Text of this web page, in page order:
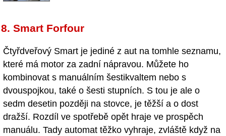
8. Smart Forfour
Čtyřdveřový Smart je jediné z aut na tomhle seznamu,
které má motor za zadní nápravou. Můžete ho
kombinovat s manuálním šestikvaltem nebo s
dvouspojkou, také o šesti stupních. S tou je ale o
sedm desetin později na stovce, je těžší a o dost
dražší. Rozdíl ve spotřebě opět hraje ve prospěch
manuálu. Tady automat těžko vyhraje, zvláště když na